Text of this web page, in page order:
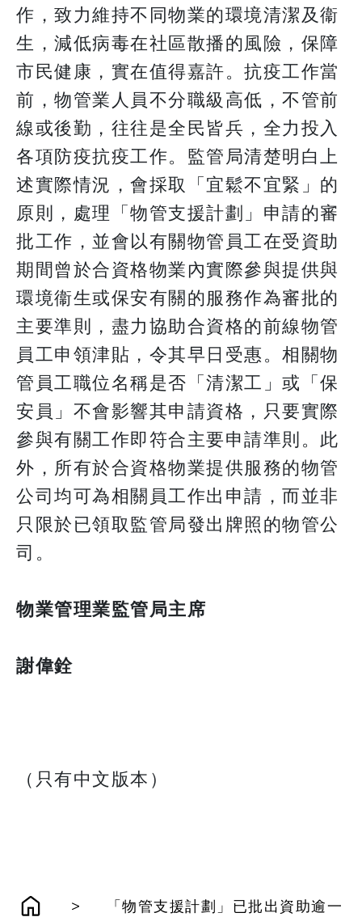
作，致力維持不同物業的環境清潔及衞
生，減低病毒在社區散播的風險，保障
市民健康，實在值得嘉許。抗疫工作當
前，物管業人員不分職級高低，不管前
線或後勤，往往是全民皆兵，全力投入
各項防疫抗疫工作。監管局清楚明白上
述實際情況，會採取「宜鬆不宜緊」的
原則，處理「物管支援計劃」申請的審
批工作，並會以有關物管員工在受資助
期間曾於合資格物業內實際參與提供與
環境衞生或保安有關的服務作為審批的
主要準則，盡力協助合資格的前線物管
員工申領津貼，令其早日受惠。相關物
管員工職位名稱是否「清潔工」或「保
安員」不會影響其申請資格，只要實際
參與有關工作即符合主要申請準則。此
外，所有於合資格物業提供服務的物管
公司均可為相關員工作出申請，而並非
只限於已領取監管局發出牌照的物管公
司。
物業管理業監管局主席
謝偉銓
（只有中文版本）
>
「物管支援計劃」已批出資助逾一